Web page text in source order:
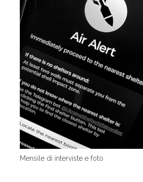
Mensile di interviste e foto